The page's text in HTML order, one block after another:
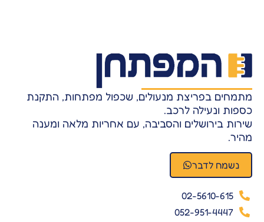
מתמחים בפריצת מנעולים, שכפול מפתחות, התקנת
כספות ונעילה לרכב.
שירות בירושלים והסביבה, עם אחריות מלאה ומענה
מהיר.
נשמח לדבר
02-5610-615
052-951-4447